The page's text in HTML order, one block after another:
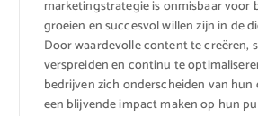
marketingstrategie is onmisbaar voor
groeien en succesvol willen zijn in de
Door waardevolle content te creëren,
verspreiden en continu te
bedrijven zich onderscheiden van
een blijvende impact maken op hun